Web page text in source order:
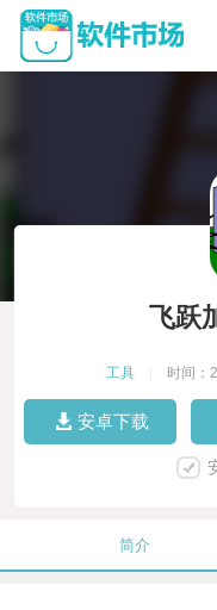
飞跃
工具 时间：
安卓下载
简介